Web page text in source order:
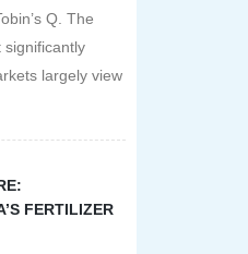
Q. The
significantly
largely view
FERTILIZER